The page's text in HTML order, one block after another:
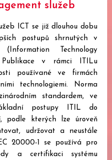
služeb
ICT se již dlouhou dobu
postupů shrnutých v
Technology
v rámci ITILu
používané ve firmách
technologiemi. Norma
standardem, ve
postupy ITIL do
podle kterých lze úroveň
udržovat a neustále
20000-1 se používá pro
a certifikaci systému